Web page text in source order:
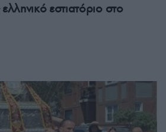
εστιατόριο στο